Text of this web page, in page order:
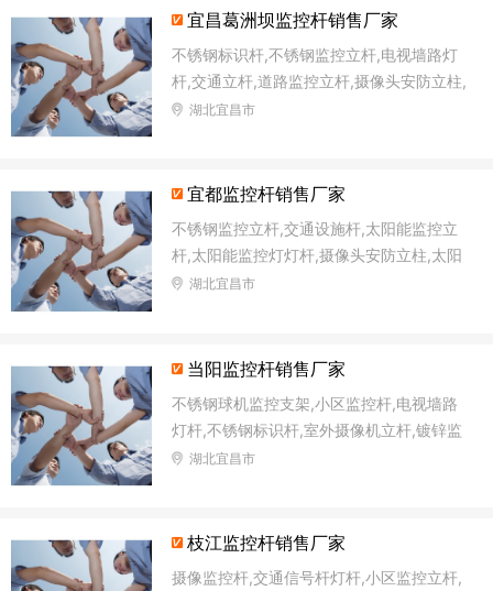
宜昌葛洲坝监控杆销售厂家
不锈钢标识杆,不锈钢监控立杆,电视墙路灯
杆,交通立杆,道路监控立杆,摄像头安防立柱,
太阳能监控灯灯杆,十字路口监控杆
湖北宜昌市
宜都监控杆销售厂家
不锈钢监控立杆,交通设施杆,太阳能监控立
杆,太阳能监控灯灯杆,摄像头安防立柱,太阳
能路灯杆,森林防火语音监控杆,交通信号杆
湖北宜昌市
当阳监控杆销售厂家
不锈钢球机监控支架,小区监控杆,电视墙路
灯杆,不锈钢标识杆,室外摄像机立杆,镀锌监
控杆,太阳能路灯杆,太阳能监控立杆
湖北宜昌市
枝江监控杆销售厂家
摄像监控杆,交通信号杆灯杆,小区监控立杆,